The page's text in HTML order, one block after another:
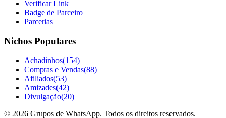
Verificar Link
Badge de Parceiro
Parcerias
Nichos Populares
Achadinhos(154)
Compras e Vendas(88)
Afiliados(53)
Amizades(42)
Divulgação(20)
© 2026 Grupos de WhatsApp. Todos os direitos reservados.